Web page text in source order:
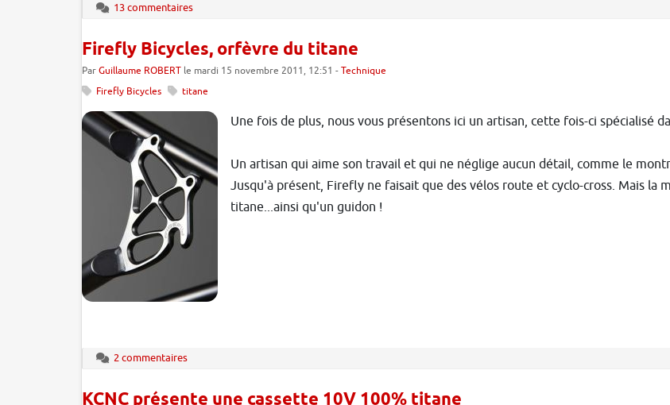
13 commentaires
Firefly Bicycles, orfèvre du titane
Par Guillaume ROBERT le mardi 15 novembre 2011, 12:51 - Technique
Firefly Bicycles
titane
Une fois de plus, nous vous présentons ici un artisan, cette fois-ci spécialisé
Un artisan qui aime son travail et qui ne néglige aucun détail, comme le
Jusqu'à présent, Firefly ne faisait que des vélos route et cyclo-cross. Mais la
titane...ainsi qu'un guidon !
2 commentaires